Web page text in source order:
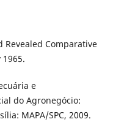
Revealed Comparative
e
do Agronegócio:
MAPA/SPC, 2009.